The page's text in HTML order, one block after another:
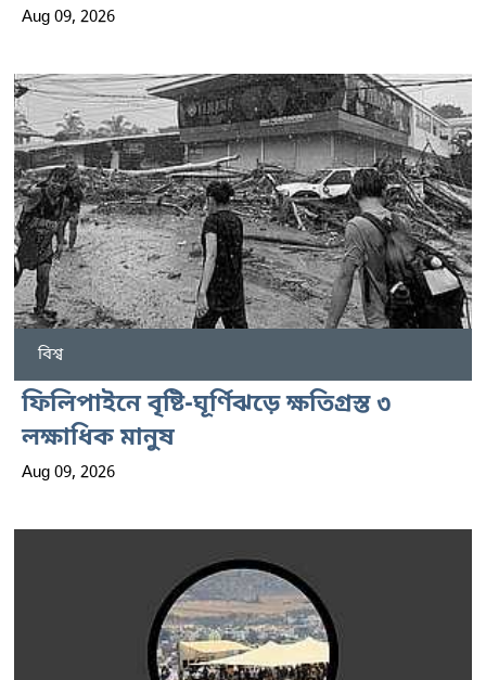
Aug 09, 2026
বিশ্ব
ফিলিপাইনে বৃষ্টি-ঘূর্ণিঝড়ে ক্ষতিগ্রস্ত ৩
লক্ষাধিক মানুষ
Aug 09, 2026